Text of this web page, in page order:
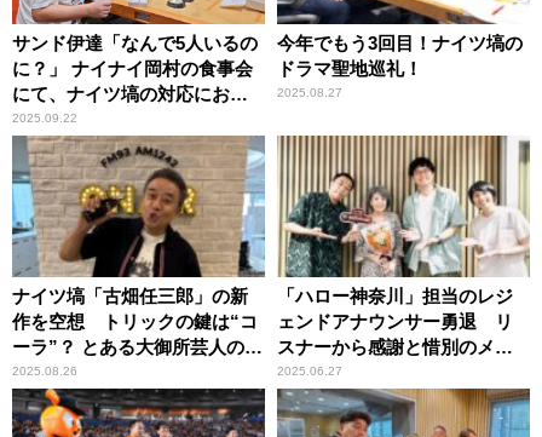
サンド伊達「なんで5人いるの
に？」 ナイナイ岡村の食事会
にて、ナイツ塙の対応におも
わずイラッとする一幕
2025.09.22
今年でもう3回目！ナイツ塙の
ドラマ聖地巡礼！
2025.08.27
ナイツ塙「古畑任三郎」の新
作を空想 トリックの鍵は“コ
ーラ”？ とある大御所芸人の本
人役での出演を妄想
2025.08.26
「ハロー神奈川」担当のレジ
ェンドアナウンサー勇退 リ
スナーから感謝と惜別のメッ
セージ
2025.06.27